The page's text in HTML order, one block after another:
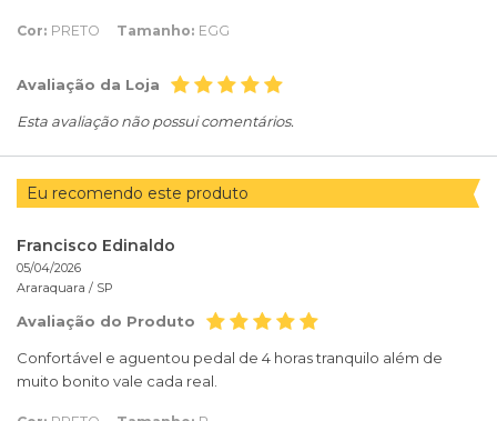
Cor: PRETO Tamanho: EGG
Avaliação da Loja
Esta avaliação não possui comentários.
Eu recomendo este produto
Francisco Edinaldo
05/04/2026
Araraquara / SP
Avaliação do Produto
Confortável e aguentou pedal de 4 horas tranquilo além de
muito bonito vale cada real.